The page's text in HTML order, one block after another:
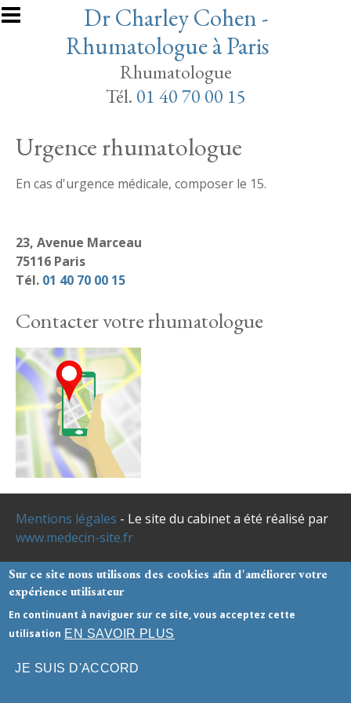
Aller au contenu principalDr Charley Cohen -
Rhumatologue à Paris
Rhumatologue
Tél. 01 40 70 00 15
Urgence rhumatologue
En cas d'urgence médicale, composer le 15.
23, Avenue Marceau
75116 Paris
Tél. 01 40 70 00 15
Contacter votre rhumatologue
Mentions légales - Le site du cabinet a été réalisé par
www.medecin-site.fr
Sur ce site nous utilisons des cookies afin d'améliorer votre
expérience utilisateur
En continuant à naviguer sur ce site, vous acceptez cette
utilisation EN SAVOIR PLUS
JE SUIS D'ACCORD